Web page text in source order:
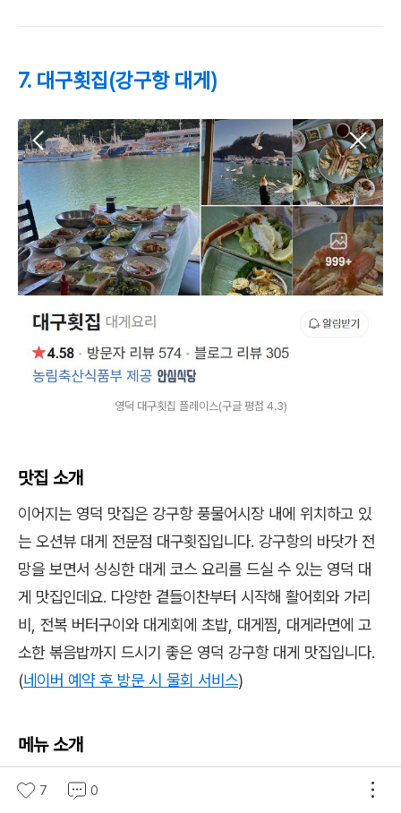
7. 대구횟집(강구항 대게)
영덕 대구횟집 플레이스(구글 평점 4.3)
맛집 소개
이어지는 영덕 맛집은 강구항 풍물어시장 내에 위치하고 있
는 오션뷰 대게 전문점 대구횟집입니다. 강구항의 바닷가 전
망을 보면서 싱싱한 대게 코스 요리를 드실 수 있는 영덕 대
게 맛집인데요. 다양한 곁들이찬부터 시작해 활어회와 가리
비, 전복 버터구이와 대게회에 초밥, 대게찜, 대게라면에 고
소한 볶음밥까지 드시기 좋은 영덕 강구항 대게 맛집입니다.
(네이버 예약 후 방문 시 물회 서비스)
메뉴 소개
알찬코스A(1인) 80,000원
7 0